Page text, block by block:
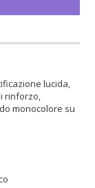
lucida,
rinforzo,
monocolore su